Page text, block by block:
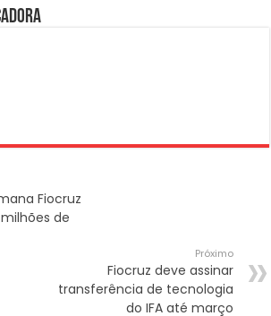
Fiocruz
de
Próximo
Fiocruz deve assinar
transferência de tecnologia
do IFA até março